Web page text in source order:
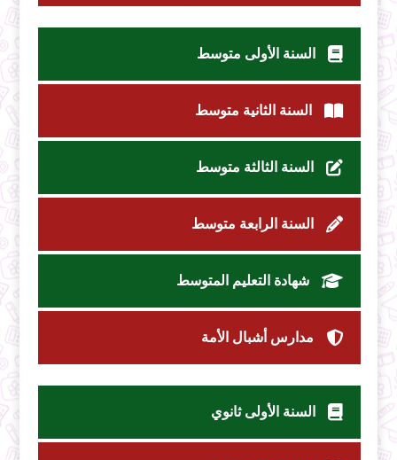
السنة الأولى متوسط
السنة الثانية متوسط
السنة الثالثة متوسط
السنة الرابعة متوسط
شهادة التعليم المتوسط
مدارس أشبال الأمة
السنة الأولى ثانوي